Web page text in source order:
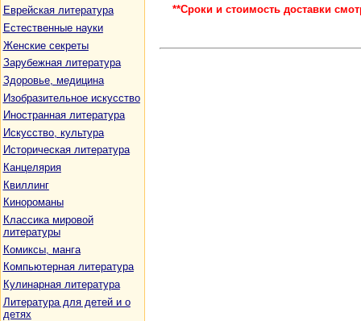
Еврейская литература
Естественные науки
Женские секреты
Зарубежная литература
Здоровье, медицина
Изобразительное искусство
Иностранная литература
Искусство, культура
Историческая литература
Канцелярия
Квиллинг
Кинороманы
Классика мировой
литературы
Комиксы, манга
Компьютерная литература
Кулинарная литература
Литература для детей и о
детях
**Сроки и стоимость доставки